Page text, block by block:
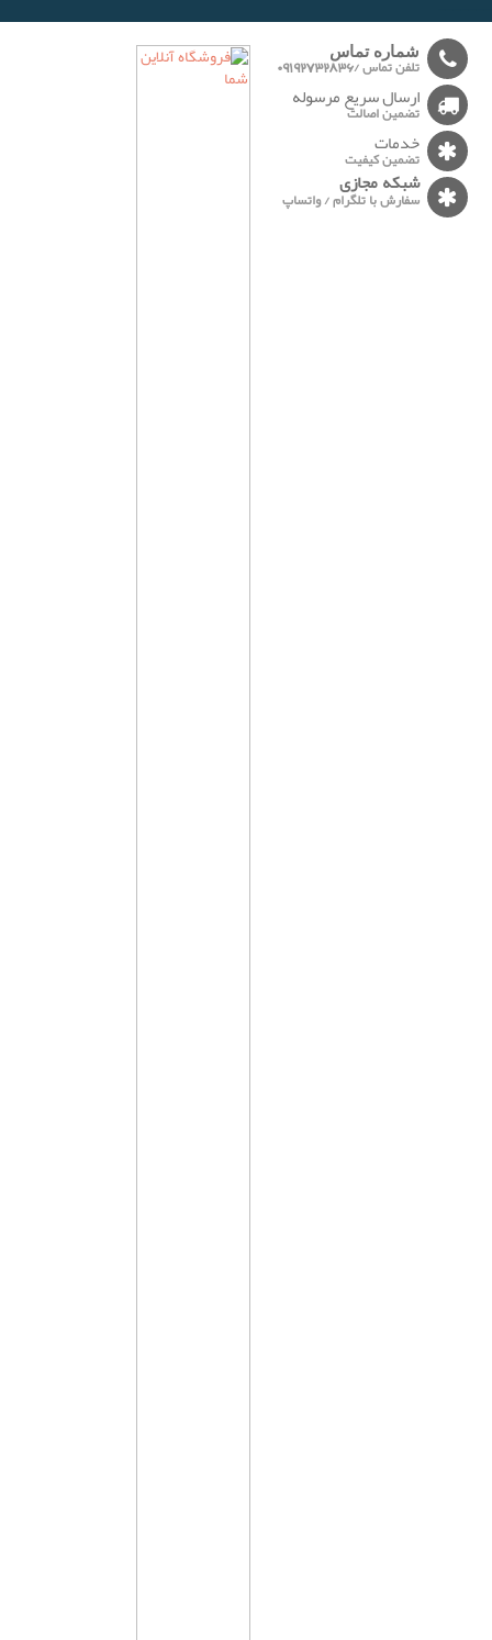
شماره تماس
تلفن تماس /09192732836
ارسال سریع مرسوله
تضمین اصالت
خدمات
تضمین کیفیت
شبکه مجازی
سفارش با تلگرام / واتساپ